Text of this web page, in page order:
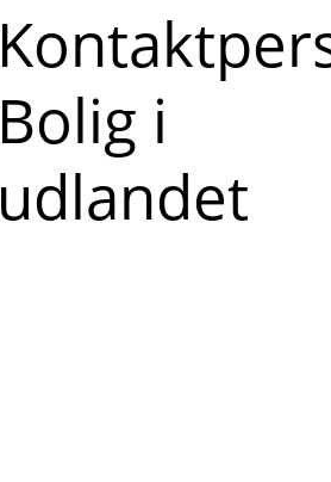
Bolig i
udlandet